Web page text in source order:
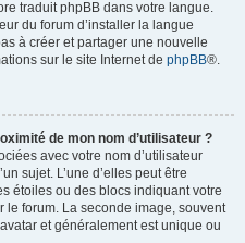
traduit phpBB dans votre langue.
du forum d’installer la langue
à créer et partager une nouvelle
sur le site Internet de phpBB®.
de mon nom d’utilisateur ?
avec votre nom d’utilisateur
sujet. L’une d’elles peut être
étoiles ou des blocs indiquant votre
le forum. La seconde image, souvent
et généralement est unique ou